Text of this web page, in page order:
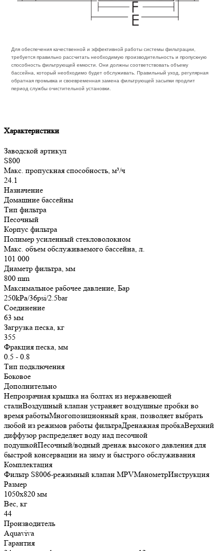
Для обеспечения качественной и эффективной работы системы фильтрации,
требуется правильно рассчитать необходимую производительность и пропускную
способность фильтрующей емкости. Они должны соответствовать объему
бассейна, который необходимо будет обслуживать. Правильный уход, регулярная
обратная промывка и своевременная замена фильтрующей засыпки продлит
период службы очистительной установки.
Характеристики
Заводской артикул
S800
Макс. пропускная способность, м³/ч
24.1
Назначение
Домашние бассейны
Тип фильтра
Песочный
Корпус фильтра
Полимер усиленный стекловолокном
Макс. объем обслуживаемого бассейна, л.
101 000
Диаметр фильтра, мм
800 mm
Максимальное рабочее давление, Бар
250kPa/36psi/2.5bar
Соединение
63 мм
Загрузка песка, кг
355
Фракция песка, мм
0.5 - 0.8
Тип подключения
Боковое
Дополнительно
Непрозрачная крышка на болтах из нержавеющей
сталиВоздушный клапан устраняет воздушные пробки во
время работыМногопозиционный кран, позволяет выбрать
любой из режимов работы фильтраДренажная пробкаВерхний
диффузор распределяет воду над песочной
подушкойПесочный/водный дренаж высокого давления для
быстрой консервации на зиму и быстрого обслуживания
Комплектация
Фильтр S8006-режимный клапан MPVМанометрИнструкция
Размер
1050х820 мм
Вес, кг
44
Производитель
Aquaviva
Гарантия